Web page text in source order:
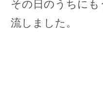
その日のうちに
流しました。